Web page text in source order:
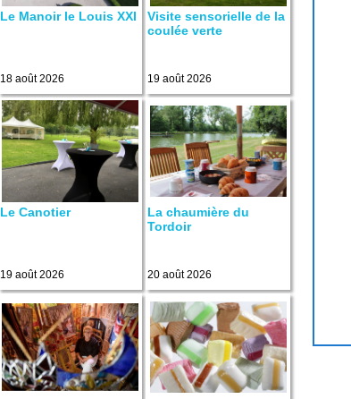
Le Manoir le Louis XXI
18 août 2026
Visite sensorielle de la
coulée verte
19 août 2026
Le Canotier
19 août 2026
La chaumière du
Tordoir
20 août 2026